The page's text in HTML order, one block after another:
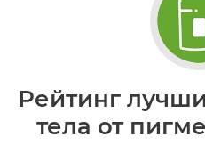
Рейтинг
тела от